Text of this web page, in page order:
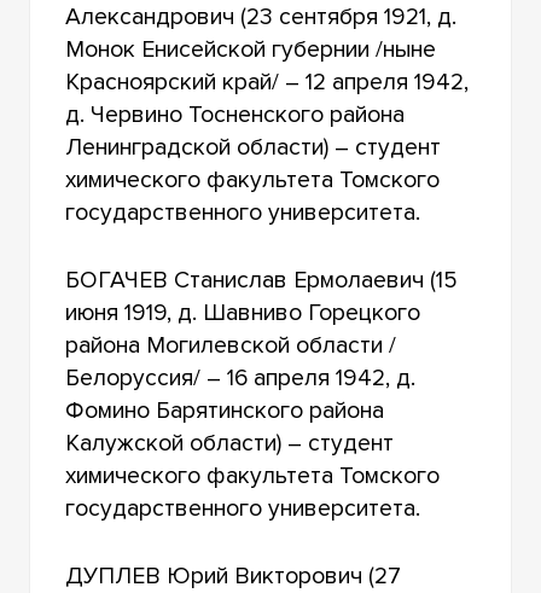
Александрович (23 сентября 1921, д.
Монок Енисейской губернии /ныне
Красноярский край/ – 12 апреля 1942,
д. Червино Тосненского района
Ленинградской области) – студент
химического факультета Томского
государственного университета.
БОГАЧЕВ Станислав Ермолаевич (15
июня 1919, д. Шавниво Горецкого
района Могилевской области /
Белоруссия/ – 16 апреля 1942, д.
Фомино Барятинского района
Калужской области) – студент
химического факультета Томского
государственного университета.
ДУПЛЕВ Юрий Викторович (27